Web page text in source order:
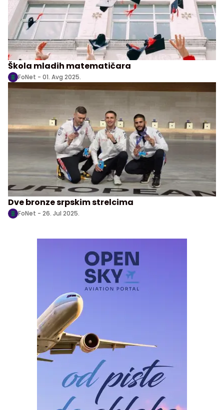
Škola mladih matematičara
FoNet - 01. Avg 2025.
Dve bronze srpskim strelcima
FoNet - 26. Jul 2025.